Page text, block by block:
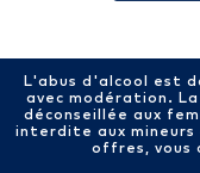
L'abus d'alcool est
avec modération.
déconseillée aux
interdite aux mineurs
offres, vous